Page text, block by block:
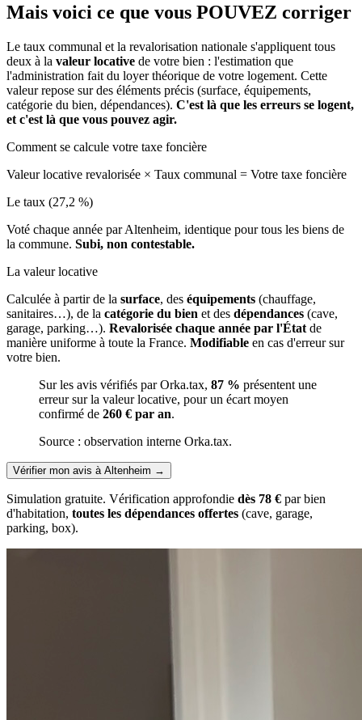
Mais voici ce que vous POUVEZ corriger
Le taux communal et la revalorisation nationale s'appliquent tous
deux à la valeur locative de votre bien : l'estimation que
l'administration fait du loyer théorique de votre logement. Cette
valeur repose sur des éléments précis (surface, équipements,
catégorie du bien, dépendances). C'est là que les erreurs se logent,
et c'est là que vous pouvez agir.
Comment se calcule votre taxe foncière
Valeur locative revalorisée × Taux communal = Votre taxe foncière
Le taux (27,2 %)
Voté chaque année par Altenheim, identique pour tous les biens de
la commune. Subi, non contestable.
La valeur locative
Calculée à partir de la surface, des équipements (chauffage,
sanitaires…), de la catégorie du bien et des dépendances (cave,
garage, parking…). Revalorisée chaque année par l'État de
manière uniforme à toute la France. Modifiable en cas d'erreur sur
votre bien.
Sur les avis vérifiés par Orka.tax, 87 % présentent une
erreur sur la valeur locative, pour un écart moyen
confirmé de 260 € par an.
Source : observation interne Orka.tax.
Vérifier mon avis à Altenheim →
Simulation gratuite. Vérification approfondie dès 78 € par bien
d'habitation, toutes les dépendances offertes (cave, garage,
parking, box).